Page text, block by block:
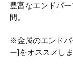
豊富なエンドパ
間。
※金属のエンドパ
ー]をオススメしま